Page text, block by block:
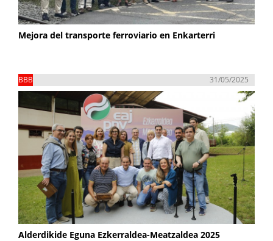
Mejora del transporte ferroviario en Enkarterri
BBB 31/05/2025
Alderdikide Eguna Ezkerraldea-Meatzaldea 2025